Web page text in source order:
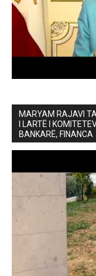
MARYAM RAJAVI
I LARTË I
BANKARË, FINANCA